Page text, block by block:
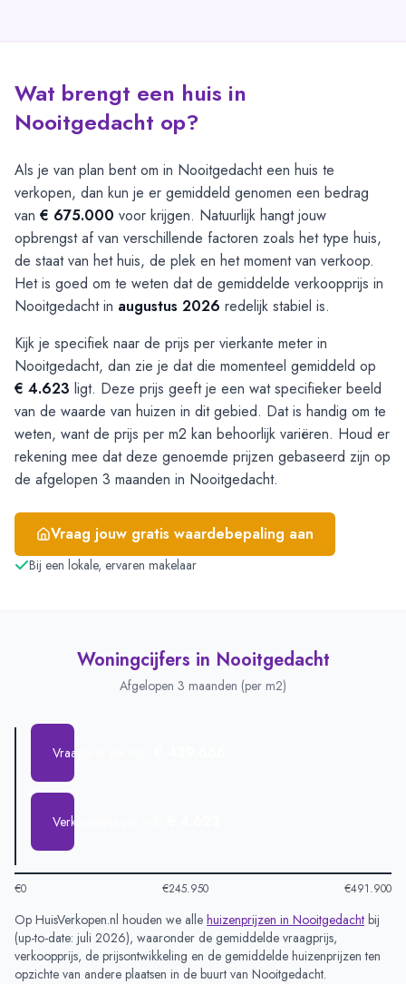
Wat brengt een huis in
Nooitgedacht op?
Als je van plan bent om in Nooitgedacht een huis te
verkopen, dan kun je er gemiddeld genomen een bedrag
van € 675.000 voor krijgen. Natuurlijk hangt jouw
opbrengst af van verschillende factoren zoals het type huis,
de staat van het huis, de plek en het moment van verkoop.
Het is goed om te weten dat de gemiddelde verkoopprijs in
Nooitgedacht in augustus 2026 redelijk stabiel is.
Kijk je specifiek naar de prijs per vierkante meter in
Nooitgedacht, dan zie je dat die momenteel gemiddeld op
€ 4.623 ligt. Deze prijs geeft je een wat specifieker beeld
van de waarde van huizen in dit gebied. Dat is handig om te
weten, want de prijs per m2 kan behoorlijk variëren. Houd er
rekening mee dat deze genoemde prijzen gebaseerd zijn op
de afgelopen 3 maanden in Nooitgedacht.
Vraag jouw gratis waardebepaling aan
Bij een lokale, ervaren makelaar
Woningcijfers in Nooitgedacht
Afgelopen 3 maanden (per m2)
Vraagprijs per m2
Verkoopprijs per m2
€0 €245.950 €491.900
Op HuisVerkopen.nl houden we alle huizenprijzen in Nooitgedacht bij
(up-to-date: juli 2026), waaronder de gemiddelde vraagprijs,
verkoopprijs, de prijsontwikkeling en de gemiddelde huizenprijzen ten
opzichte van andere plaatsen in de buurt van Nooitgedacht.